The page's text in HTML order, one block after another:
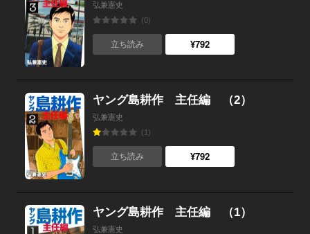
弘兼憲史
(0)
立ち読み ¥792
ヤング島耕作 主任編 （2）
弘兼憲史
(1)
立ち読み ¥792
ヤング島耕作 主任編 （1）
弘兼憲史